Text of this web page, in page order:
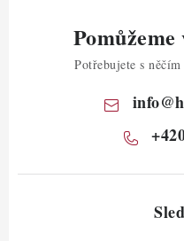
Potřebujete s
info@